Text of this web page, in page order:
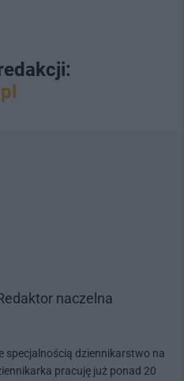
naczelna
specjalnością dziennikarstwo na
pracuję już ponad 20